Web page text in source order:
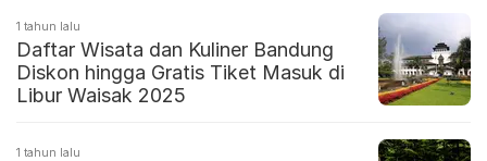
1 tahun lalu
Daftar Wisata dan Kuliner Bandung
Diskon hingga Gratis Tiket Masuk di
Libur Waisak 2025
1 tahun lalu